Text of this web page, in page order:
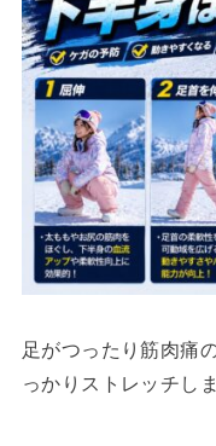
足がつったり筋肉痛
っかりストレッチし